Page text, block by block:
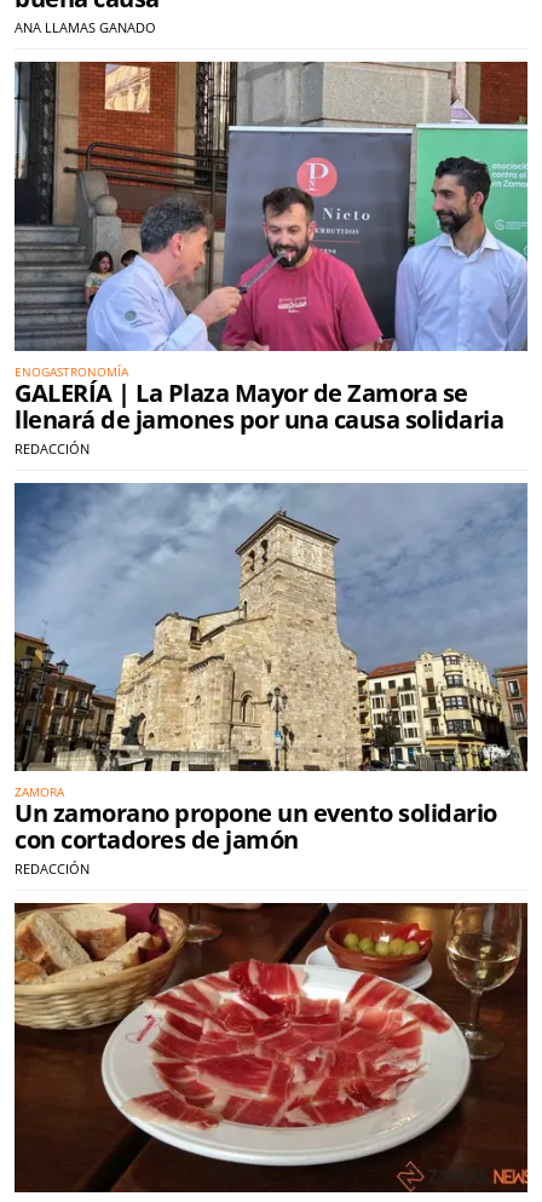
ANA LLAMAS GANADO
ENOGASTRONOMÍA
GALERÍA | La Plaza Mayor de Zamora se
llenará de jamones por una causa solidaria
REDACCIÓN
ZAMORA
Un zamorano propone un evento solidario
con cortadores de jamón
REDACCIÓN